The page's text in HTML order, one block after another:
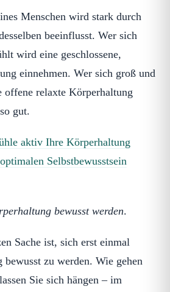
Menschen wird stark durch
beeinflusst. Wer sich
wird eine geschlossene,
einnehmen. Wer sich groß und
relaxte Körperhaltung
gut.
aktiv Ihre Körperhaltung
Selbstbewusstsein
bewusst werden.
Sache ist, sich erst einmal
bewusst zu werden. Wie gehen
Sie sich hängen – im